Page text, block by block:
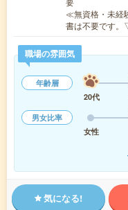
≪無資格・未経
書は不要です
職場の雰囲気
年齢層
20代
男女比率
女性
気になる!